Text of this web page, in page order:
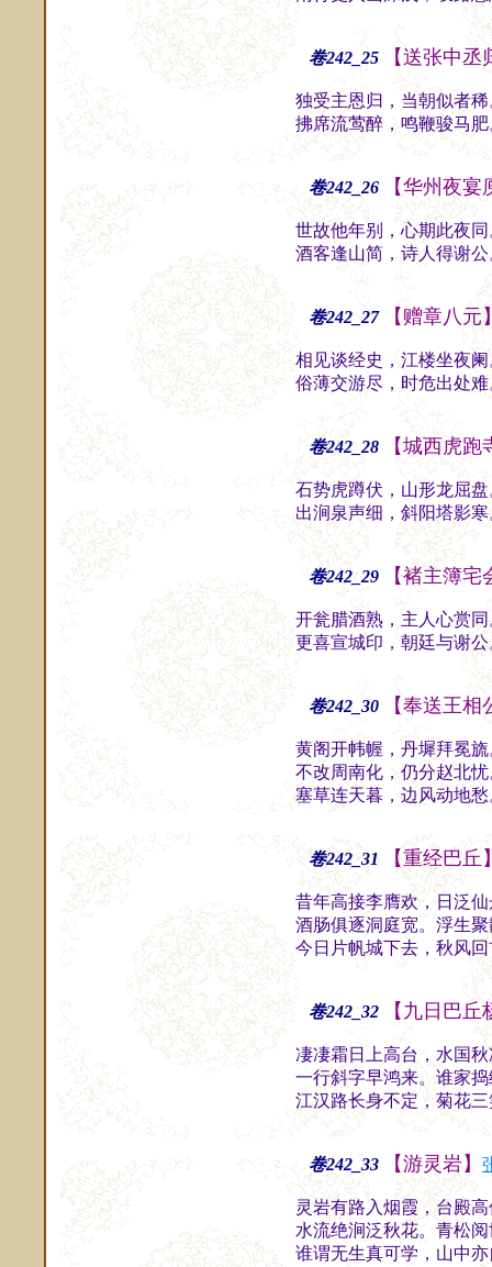
卷242_25 【送张中
独受主恩归，当朝似者
拂席流莺醉，鸣鞭骏马
卷242_26 【华州夜
世故他年别，心期此夜
酒客逢山简，诗人得谢
卷242_27 【赠章八元
相见谈经史，江楼坐夜
俗薄交游尽，时危出处
卷242_28 【城西虎跑
石势虎蹲伏，山形龙屈
出涧泉声细，斜阳塔影
卷242_29 【褚主簿
开瓮腊酒熟，主人心赏
更喜宣城印，朝廷与谢公
卷242_30 【奉送王
黄阁开帏幄，丹墀拜冕
不改周南化，仍分赵北
塞草连天暮，边风动地
卷242_31 【重经巴丘
昔年高接李膺欢，日泛
酒肠俱逐洞庭宽。浮生
今日片帆城下去，秋风
卷242_32 【九日巴
凄凄霜日上高台，水国
一行斜字早鸿来。谁家
江汉路长身不定，菊花
卷242_33 【游灵岩】
灵岩有路入烟霞，台殿
水流绝涧泛秋花。青松
谁谓无生真可学，山中